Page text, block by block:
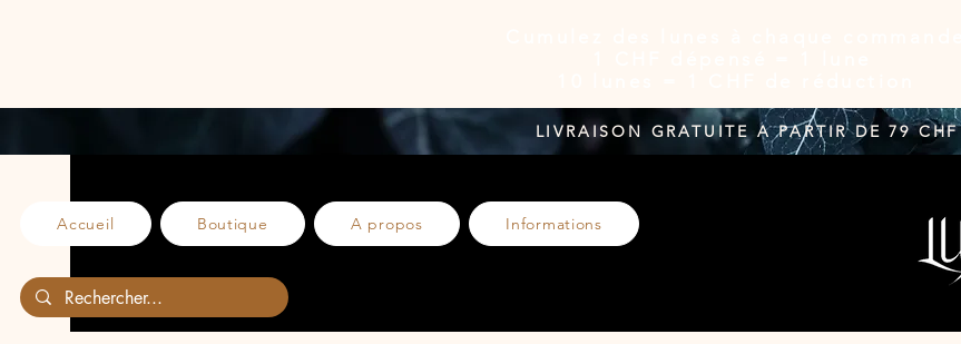
LIVRAISON GRATUITE A PARTIR DE 79 CHF
Accueil Boutique A propos Informations